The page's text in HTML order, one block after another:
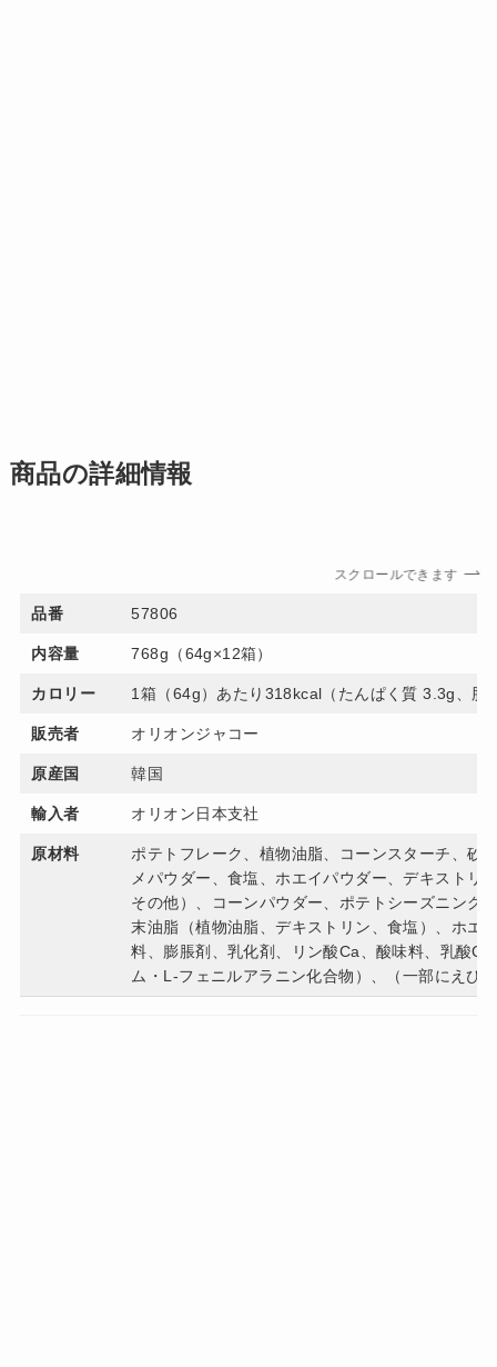
商品の詳細情報
スクロールできます
品番 57806
内容量 768g（64g×12箱）
カロリー 1箱（64g）あたり318kcal（たんぱく質 3.3g、
販売者 オリオンジャコー
原産国 韓国
輸入者 オリオン日本支社
原材料
ポテトフレーク、植物油脂、コーンスターチ、砂
メパウダー、食塩、ホエイパウダー、デキストリ
その他）、コーンパウダー、ポテトシーズニング
末油脂（植物油脂、デキストリン、食塩）、ホエ
料、膨脹剤、乳化剤、リン酸Ca、酸味料、乳酸
ム・L-フェニルアラニン化合物）、（一部にえび